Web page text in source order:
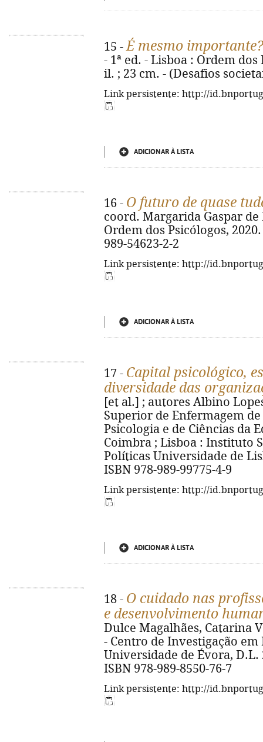
15 -É mesmo importante?
- 1ª ed. - Lisboa : Ordem
il. ; 23 cm. - (Desafios
Link persistente: http://
ADICIONAR À LISTA
16 - O futuro de quase
coord. Margarida Gaspar de
Ordem dos Psicólogos,
989-54623-2-2
Link persistente: http://
ADICIONAR À LISTA
17 - Capital psicológico,
diversidade das
[et al.] ; autores Albino
Superior de Enfermagem
Psicologia e de Ciências da
Coimbra ; Lisboa : Instituto
Políticas Universidade de
ISBN 978-989-99775-4-9
Link persistente: http://
ADICIONAR À LISTA
18 - O cuidado nas
e desenvolvimento
Dulce Magalhães, Catarina
- Centro de Investigação em
Universidade de Évora, D.L.
ISBN 978-989-8550-76-7
Link persistente: http://